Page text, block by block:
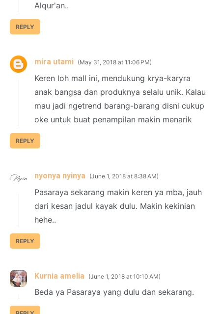
Alqur'an..
REPLY
mira utami May 31, 2018 at 11:06 PM
Keren loh mall ini, mendukung krya-karyra
anak bangsa dan produknya selalu unik. Kalau
mau jadi ngetrend barang-barang disni cukup
oke untuk buat penampilan makin menarik
REPLY
nyonya nyinya June 1, 2018 at 8:38 AM
Pasaraya sekarang makin keren ya mba, jauh
dari kesan jadul kayak dulu. Makin kekinian
hehe..
REPLY
Kurnia amelia June 1, 2018 at 10:10 AM
Beda ya Pasaraya yang dulu dan sekarang.